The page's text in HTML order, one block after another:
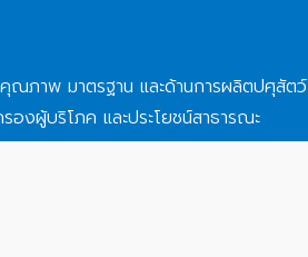
ณภาพ มาตรฐาน และด้านการผลิตปศุสัตว์
องผู้บริโภค และประโยชน์สาธารณะ